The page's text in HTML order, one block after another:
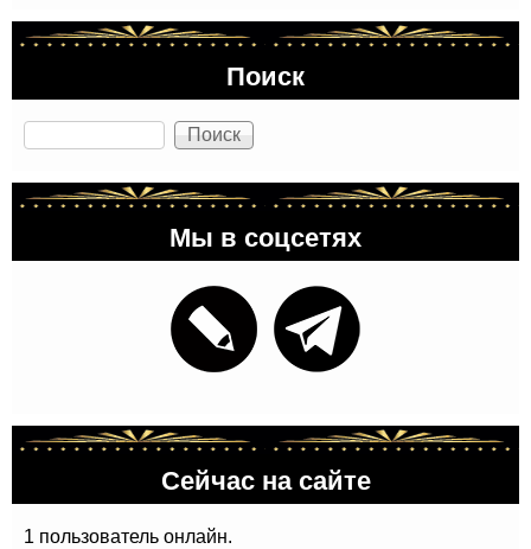
Поиск
Поиск
Мы в соцсетях
Сейчас на сайте
1 пользователь онлайн.